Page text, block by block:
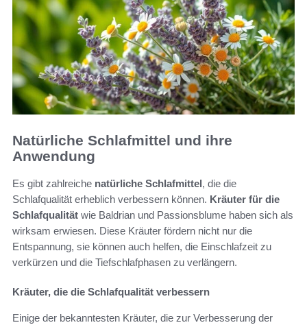
Natürliche Schlafmittel und ihre
Anwendung
Es gibt zahlreiche natürliche Schlafmittel, die die
Schlafqualität erheblich verbessern können. Kräuter für die
Schlafqualität wie Baldrian und Passionsblume haben sich als
wirksam erwiesen. Diese Kräuter fördern nicht nur die
Entspannung, sie können auch helfen, die Einschlafzeit zu
verkürzen und die Tiefschlafphasen zu verlängern.
Kräuter, die die Schlafqualität verbessern
Einige der bekanntesten Kräuter, die zur Verbesserung der